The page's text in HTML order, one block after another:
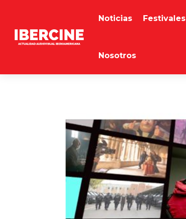
Noticias Festivales
Nosotros